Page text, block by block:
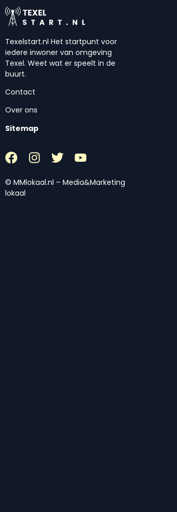
Texelstart.nl Het startpunt voor
iedere inwoner van omgeving
Texel. Weet wat er speelt in de
buurt.
Contact
Over ons
Sitemap
© MMlokaal.nl – Media&Marketing
lokaal